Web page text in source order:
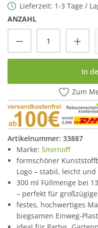
Lieferzeit: 1-3 Tage /
ANZAHL
Produkt
In
Zum
Artikelnummer: 33887
Marke: Smirnoff
formschöner
Logo – stabil, leicht
300 ml Füllmenge bei
– perfekt für
festes, hochwertiges
biegsamen Einweg-